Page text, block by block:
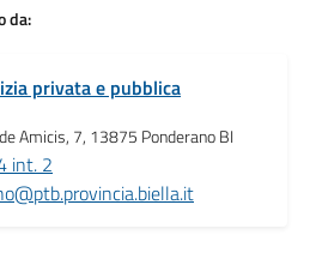
da:
privata e pubblica
Amicis, 7, 13875 Ponderano BI
int. 2